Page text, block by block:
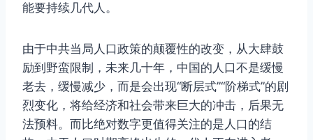
能要持续几代人。
由于中共当局人口政策的颠覆性的改变，从大肆鼓
励到野蛮限制，未来几十年，中国的人口不是缓慢
老去，缓慢减少，而是会出现“断层式”“阶梯式”的剧
烈变化，将给经济和社会带来巨大的冲击，后果无
法预料。而比绝对数字更值得关注的是人口的结